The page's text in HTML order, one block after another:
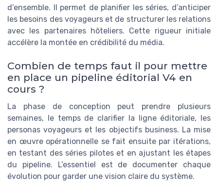
d’ensemble. Il permet de planifier les séries, d’anticiper
les besoins des voyageurs et de structurer les relations
avec les partenaires hôteliers. Cette rigueur initiale
accélère la montée en crédibilité du média.
Combien de temps faut il pour mettre
en place un pipeline éditorial V4 en
cours ?
La phase de conception peut prendre plusieurs
semaines, le temps de clarifier la ligne éditoriale, les
personas voyageurs et les objectifs business. La mise
en œuvre opérationnelle se fait ensuite par itérations,
en testant des séries pilotes et en ajustant les étapes
du pipeline. L’essentiel est de documenter chaque
évolution pour garder une vision claire du système.